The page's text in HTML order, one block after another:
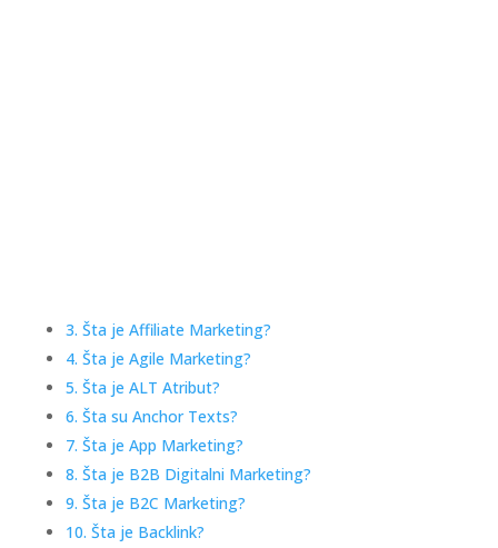
3. Šta je Affiliate Marketing?
4. Šta je Agile Marketing?
5. Šta je ALT Atribut?
6. Šta su Anchor Texts?
7. Šta je App Marketing?
8. Šta je B2B Digitalni Marketing?
9. Šta je B2C Marketing?
10. Šta je Backlink?